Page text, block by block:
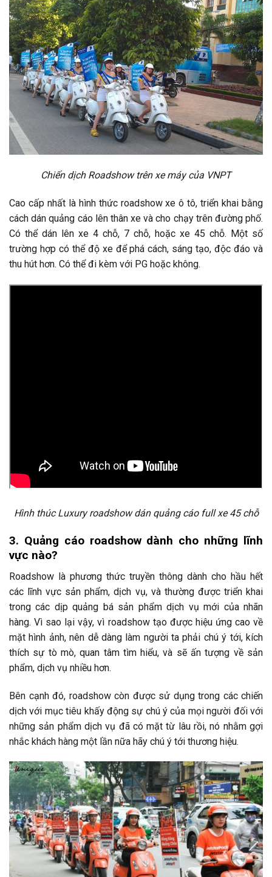
Chiến dịch Roadshow trên xe máy của VNPT
Cao cấp nhất là hình thức roadshow xe ô tô, triển khai bằng
cách dán quảng cáo lên thân xe và cho chạy trên đường phố.
Có thể dán lên xe 4 chỗ, 7 chỗ, hoặc xe 45 chỗ. Một số
trường hợp có thể độ xe để phá cách, sáng tạo, độc đáo và
thu hút hơn. Có thể đi kèm với PG hoặc không.
Hình thúc Luxury roadshow dán quảng cáo full xe 45 chỗ
3. Quảng cáo roadshow dành cho những lĩnh
vực nào?
Roadshow là phương thức truyền thông dành cho hầu hết
các lĩnh vực sản phẩm, dịch vụ, và thường được triển khai
trong các dịp quảng bá sản phẩm dịch vụ mới của nhãn
hàng. Vì sao lại vậy, vì roadshow tạo được hiệu ứng cao về
mặt hình ảnh, nên dễ dàng làm người ta phải chú ý tới, kích
thích sự tò mò, quan tâm tìm hiểu, và sẽ ấn tượng về sản
phẩm, dịch vụ nhiều hơn.
Bên cạnh đó, roadshow còn được sử dụng trong các chiến
dịch với mục tiêu khấy động sự chú ý của mọi người đối với
những sản phẩm dịch vụ đã có mặt từ lâu rồi, nó nhằm gợi
nhắc khách hàng một lần nữa hãy chú ý tới thương hiệu.